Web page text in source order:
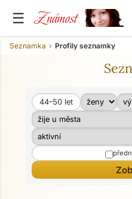
☰ Známost
Seznamka Profily seznamky
Věk od
Věk do
44–50 let